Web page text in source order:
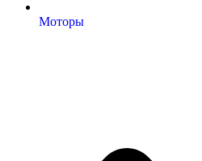
Моторы